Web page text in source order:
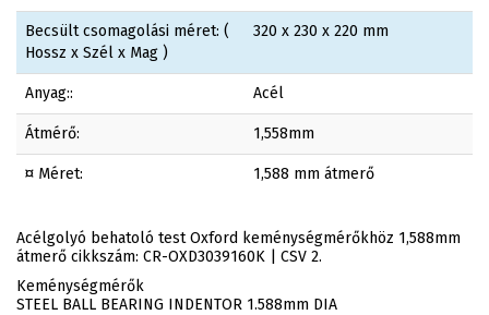
Becsült csomagolási méret: (
Hossz x Szél x Mag )
320 x 230 x 220 mm
Anyag:: Acél
Átmérő: 1,558mm
¤ Méret: 1,588 mm átmerő
Acélgolyó behatoló test Oxford keménységmérőkhöz 1,588mm
átmerő cikkszám: CR-OXD3039160K | CSV 2.
Keménységmérők
STEEL BALL BEARING INDENTOR 1.588mm DIA